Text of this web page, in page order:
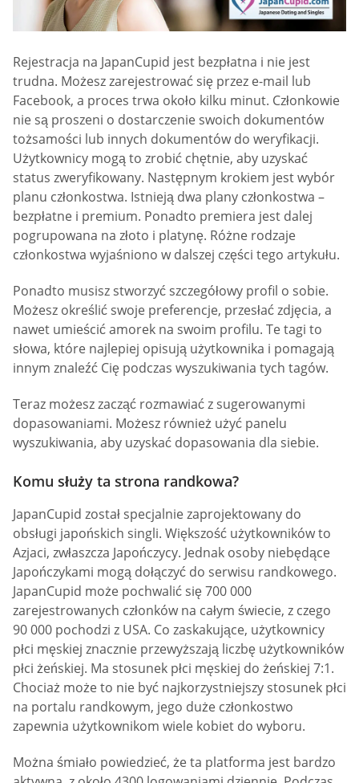
Rejestracja na JapanCupid jest bezpłatna i nie jest
trudna. Możesz zarejestrować się przez e-mail lub
Facebook, a proces trwa około kilku minut. Członkowie
nie są proszeni o dostarczenie swoich dokumentów
tożsamości lub innych dokumentów do weryfikacji.
Użytkownicy mogą to zrobić chętnie, aby uzyskać
status zweryfikowany. Następnym krokiem jest wybór
planu członkostwa. Istnieją dwa plany członkostwa –
bezpłatne i premium. Ponadto premiera jest dalej
pogrupowana na złoto i platynę. Różne rodzaje
członkostwa wyjaśniono w dalszej części tego artykułu.
Ponadto musisz stworzyć szczegółowy profil o sobie.
Możesz określić swoje preferencje, przesłać zdjęcia, a
nawet umieścić amorek na swoim profilu. Te tagi to
słowa, które najlepiej opisują użytkownika i pomagają
innym znaleźć Cię podczas wyszukiwania tych tagów.
Teraz możesz zacząć rozmawiać z sugerowanymi
dopasowaniami. Możesz również użyć panelu
wyszukiwania, aby uzyskać dopasowania dla siebie.
Komu służy ta strona randkowa?
JapanCupid został specjalnie zaprojektowany do
obsługi japońskich singli. Większość użytkowników to
Azjaci, zwłaszcza Japończycy. Jednak osoby niebędące
Japończykami mogą dołączyć do serwisu randkowego.
JapanCupid może pochwalić się 700 000
zarejestrowanych członków na całym świecie, z czego
90 000 pochodzi z USA. Co zaskakujące, użytkownicy
płci męskiej znacznie przewyższają liczbę użytkowników
płci żeńskiej. Ma stosunek płci męskiej do żeńskiej 7:1.
Chociaż może to nie być najkorzystniejszy stosunek płci
na portalu randkowym, jego duże członkostwo
zapewnia użytkownikom wiele kobiet do wyboru.
Można śmiało powiedzieć, że ta platforma jest bardzo